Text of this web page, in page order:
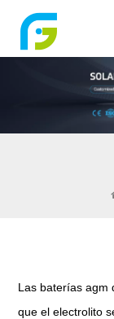
Las baterías agm
que el electrolito